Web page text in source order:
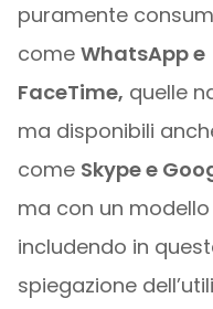
puramente
come WhatsApp e
FaceTime, quelle
ma disponibili
come Skype e
ma con un
includendo in
spiegazione